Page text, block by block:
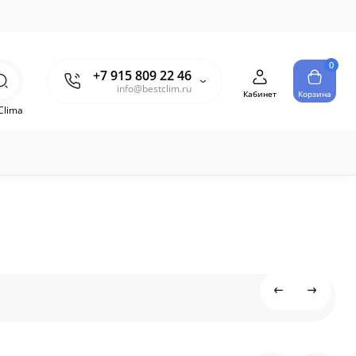
+7 915 809 22 46
info@bestclim.ru
Кабинет
0
Корзина